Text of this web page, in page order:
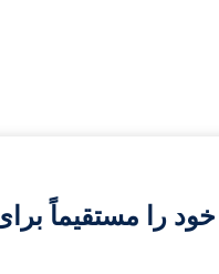
را مستقیماً